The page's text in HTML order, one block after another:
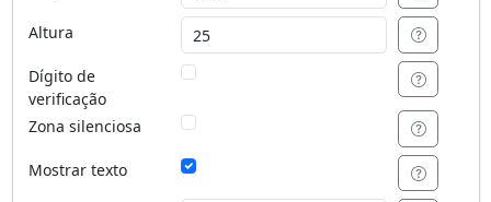
Altura
Dígito de
verificação
Zona silenciosa
Mostrar texto